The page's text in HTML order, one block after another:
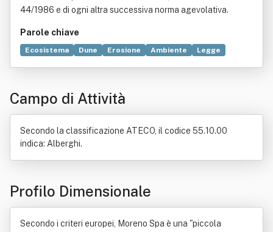
44/1986 e di ogni altra successiva norma agevolativa.
Parole chiave
Ecosistema Dune Erosione Ambiente
Legge
Albergo
Bene immobile
Fonti alternative di energia
Campo di Attività
Secondo la classificazione ATECO, il codice 55.10.00
indica: Alberghi.
Profilo Dimensionale
Secondo i criteri europei, Moreno Spa è una "piccola